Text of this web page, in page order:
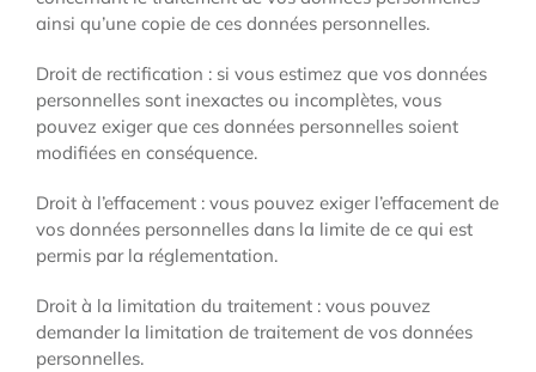
ainsi qu’une copie de ces données personnelles.
Droit de rectification : si vous estimez que vos données
personnelles sont inexactes ou incomplètes, vous
pouvez exiger que ces données personnelles soient
modifiées en conséquence.
Droit à l’effacement : vous pouvez exiger l’effacement de
vos données personnelles dans la limite de ce qui est
permis par la réglementation.
Droit à la limitation du traitement : vous pouvez
demander la limitation de traitement de vos données
personnelles.